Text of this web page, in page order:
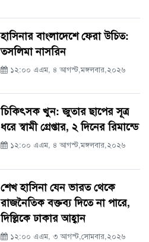
হাসিনার বাংলাদেশে ফেরা উচিত:
তসলিমা নাসরিন
১২:০০ এএম, ৪ আগস্ট,মঙ্গলবার,২০২৬
চিকিৎসক খুন: জুতার ছাপের সূত্র
ধরে স্বামী গ্রেপ্তার, ২ দিনের রিমান্ডে
১২:০০ এএম, ৪ আগস্ট,মঙ্গলবার,২০২৬
শেখ হাসিনা যেন ভারত থেকে
রাজনৈতিক বক্তব্য দিতে না পারে,
দিল্লিকে ঢাকার আহ্বান
১২:০০ এএম, ৩ আগস্ট,সোমবার,২০২৬